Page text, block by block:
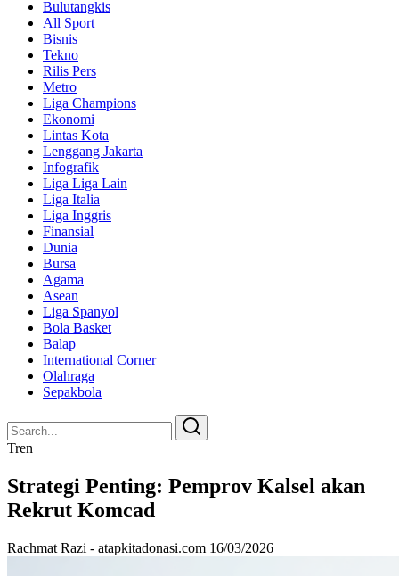
Bulutangkis
All Sport
Bisnis
Tekno
Rilis Pers
Metro
Liga Champions
Ekonomi
Lintas Kota
Lenggang Jakarta
Infografik
Liga Liga Lain
Liga Italia
Liga Inggris
Finansial
Dunia
Bursa
Agama
Asean
Liga Spanyol
Bola Basket
Balap
International Corner
Olahraga
Sepakbola
Search
for:
Search
Tren
Strategi Penting: Pemprov Kalsel akan
Rekrut Komcad
Rachmat Razi - atapkitadonasi.com 16/03/2026